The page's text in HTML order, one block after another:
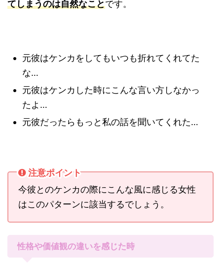
てしまうのは自然なことです。
元彼はケンカをしてもいつも折れてくれてた
な…
元彼はケンカした時にこんな言い方しなかっ
たよ…
元彼だったらもっと私の話を聞いてくれた…
注意ポイント
今彼とのケンカの際にこんな風に感じる女性
はこのパターンに該当するでしょう。
性格や価値観の違いを感じた時